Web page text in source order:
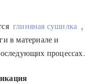
глиняная сушилка ,
в материале и
процессах.